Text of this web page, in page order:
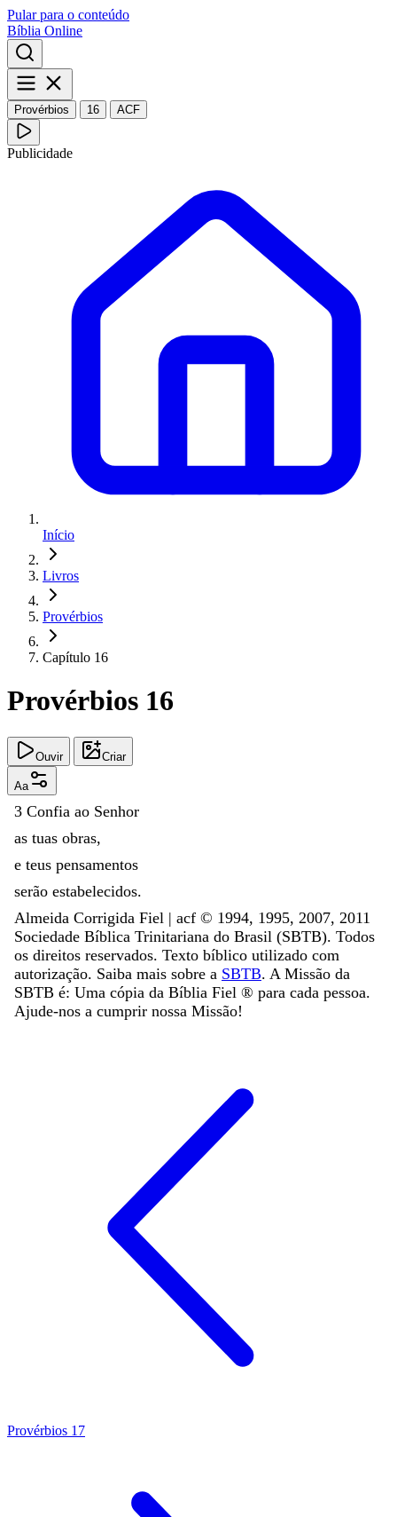
Pular para o conteúdo
Bíblia Online
Provérbios 16 ACF
Publicidade
Início
Livros
Provérbios
Capítulo 16
Provérbios 16
Ouvir Criar
Aa
3 Confia ao Senhor
as tuas obras,
e teus pensamentos
serão estabelecidos.
Almeida Corrigida Fiel | acf ©️ 1994, 1995, 2007, 2011
Sociedade Bíblica Trinitariana do Brasil (SBTB). Todos
os direitos reservados. Texto bíblico utilizado com
autorização. Saiba mais sobre a SBTB. A Missão da
SBTB é: Uma cópia da Bíblia Fiel ®️ para cada pessoa.
Ajude-nos a cumprir nossa Missão!
Provérbios 17